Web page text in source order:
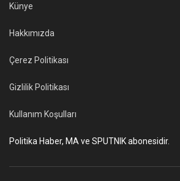
Künye
Hakkımızda
Çerez Politikası
Gizlilik Politikası
Kullanım Koşulları
Politika Haber, MA ve SPUTNIK abonesidir.